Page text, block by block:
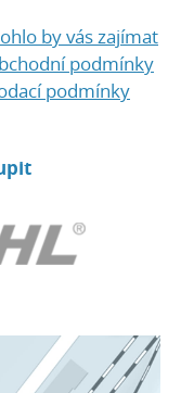
by vás zajímat
podmínky
podmínky